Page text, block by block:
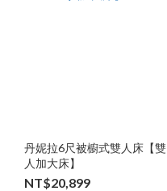
丹妮拉6尺被櫥式雙人床【雙
人加大床】
NT$20,899